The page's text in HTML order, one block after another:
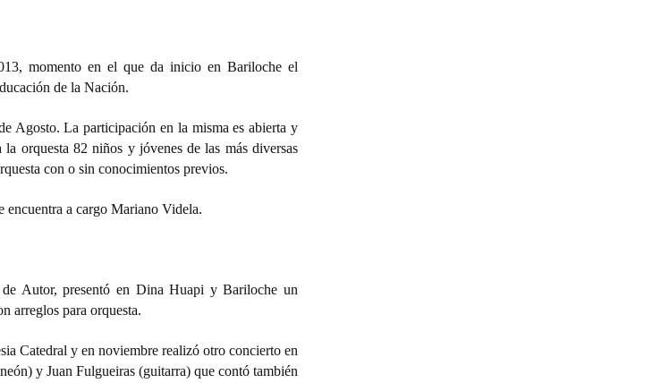
momento en el que da inicio en Bariloche el
de la Nación.
Agosto. La participación en la misma es abierta y
orquesta 82 niños y jóvenes de las más diversas
con o sin conocimientos previos.
encuentra a cargo Mariano Videla.
Autor, presentó en Dina Huapi y Bariloche un
arreglos para orquesta.
Catedral y en noviembre realizó otro concierto en
y Juan Fulgueiras (guitarra) que contó también